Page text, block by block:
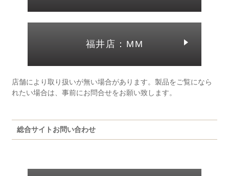
福井店：MM
店舗により取り扱いが無い場合があります。製品をご覧になら
れたい場合は、事前にお問合せをお願い致します。
総合サイトお問い合わせ